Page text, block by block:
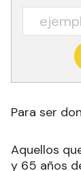
Para ser
Aquellos
y 65 años